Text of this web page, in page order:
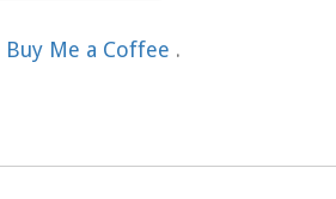
Buy Me a Coffee .